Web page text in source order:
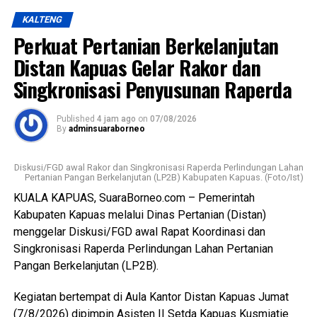
Ia menjelaskan terkait kondisi RPU lama sudah tidak lagi
layak digunakan karena kondisi bangunan dan fasilitas
pendukung dinilai tidak memadai selain sistem
pengelolaan limbah berpotensi mencemari lingkungan.
Lebih lanjut ia menjelaskan RPU baru telah dilengkapi
fasilitas yang lebih baik namun Pemkab Kapuas
kedepannya berkomitmen melengkapi sarpras sehingga
semakin optimal.
Ia juga mengapresiasi dukungan seluruh pelaku usaha yang
bersedia direlokasi tanpa adanya penolakan. Seluruh 16
pemotong unggas telah memenuhi kewajiban membayar
retribusi.
Rp300 per ekor meningkat dari tarif sebelumnya Rp100
KALTENG
Perkuat Pertanian Berkelanjutan
Distan Kapuas Gelar Rakor dan
Singkronisasi Penyusunan Raperda
Published 4 jam ago on 07/08/2026
By adminsuaraborneo
Diskusi/FGD awal Rakor dan Singkronisasi Raperda Perlindungan Lahan
Pertanian Pangan Berkelanjutan (LP2B) Kabupaten Kapuas. (Foto/Ist)
KUALA KAPUAS, SuaraBorneo.com – Pemerintah
Kabupaten Kapuas melalui Dinas Pertanian (Distan)
menggelar Diskusi/FGD awal Rapat Koordinasi dan
Singkronisasi Raperda Perlindungan Lahan Pertanian
Pangan Berkelanjutan (LP2B).
Kegiatan bertempat di Aula Kantor Distan Kapuas Jumat
(7/8/2026) dipimpin Asisten II Setda Kapuas Kusmiatie